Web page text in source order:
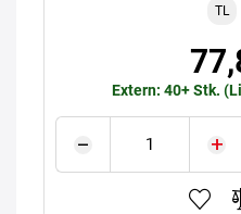
TL
Extern: 40+ Stk.